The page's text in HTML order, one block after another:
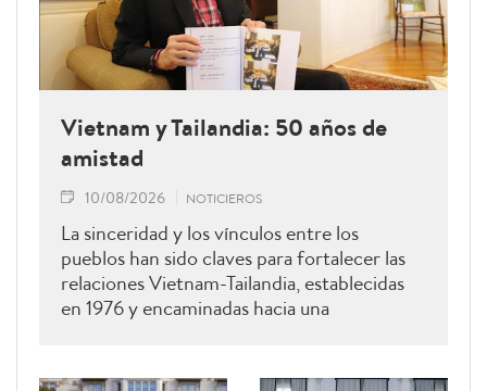
Vietnam y Tailandia: 50 años de
amistad
10/08/2026 NOTICIEROS
La sinceridad y los vínculos entre los
pueblos han sido claves para fortalecer las
relaciones Vietnam-Tailandia, establecidas
en 1976 y encaminadas hacia una